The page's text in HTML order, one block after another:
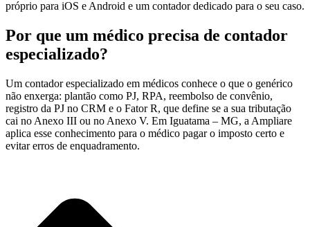
próprio para iOS e Android e um contador dedicado para o seu caso.
Por que um médico precisa de contador
especializado?
Um contador especializado em médicos conhece o que o genérico
não enxerga: plantão como PJ, RPA, reembolso de convênio,
registro da PJ no CRM e o Fator R, que define se a sua tributação
cai no Anexo III ou no Anexo V. Em Iguatama – MG, a Ampliare
aplica esse conhecimento para o médico pagar o imposto certo e
evitar erros de enquadramento.